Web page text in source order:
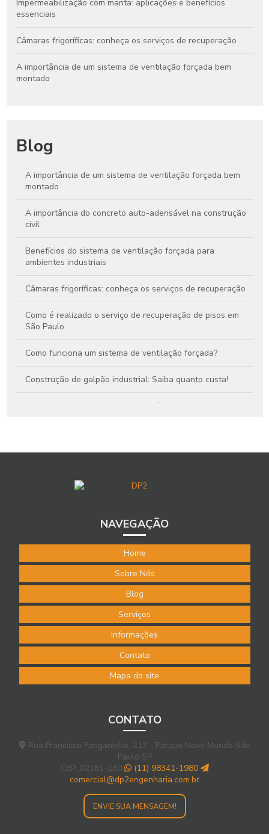
Impermeabilização com manta: aplicações e benefícios
essenciais
Câmaras frigoríficas: conheça os serviços de recuperação
A importância de um sistema de ventilação forçada bem
montado
Blog
A importância de um sistema de ventilação forçada bem
montado
A importância do concreto auto-adensável na construção
civil
Benefícios do sistema de ventilação forçada para
ambientes industriais
Câmaras frigoríficas: conheça os serviços de recuperação
Como é realizado o serviço de recuperação de pisos em
São Paulo
Como funciona um sistema de ventilação forçada?
Construção de galpão industrial: Saiba quanto custa!
Impermeabilização com manta asfáltica: Conheça as
essenciais
Injeção de calda de cimento: tudo que você precisa saber
Polimento de piso: Veja as vantagens do processo
Recuperação de estruturas de concreto: Conheça os
Restaurar escada de concreto: Recuperação e renovação!
Saiba como recuperar pisos de concreto
Serviço de recuperação de galpões industriais: sua solução
completa
NAVEGAÇÃO
Home
Sobre Nós
Blog
Serviços
Informações
Contato
Mapa do site
CONTATO
Rua Francisco Fanganiello, 217 - Parque Novo Mundo São
Paulo SP
CEP: 02181-160
(11) 98341-1980
comercial@dp2engenharia.com.br
ENVIE SUA MENSAGEM!